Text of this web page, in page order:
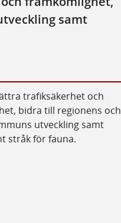
samt
trafiksäkerhet och
bidra till regionens och
utveckling samt
stråk för fauna.